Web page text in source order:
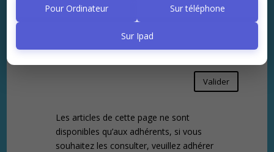
Valider
Les articles de cette page ne sont
disponibles qu’aux adhérents, si vous
souhaitez les consulter, veuillez adhérer
Pour Ordinateur Sur téléphone
Sur Ipad